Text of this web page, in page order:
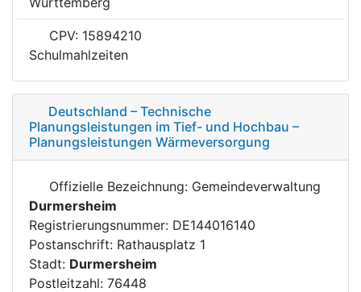
CPV: 15894210
Schulmahlzeiten
Deutschland – Technische
Planungsleistungen im Tief- und Hochbau –
Planungsleistungen Wärmeversorgung
Offizielle Bezeichnung: Gemeindeverwaltung
Durmersheim
Registrierungsnummer: DE144016140
Postanschrift: Rathausplatz 1
Stadt: Durmersheim
Postleitzahl: 76448